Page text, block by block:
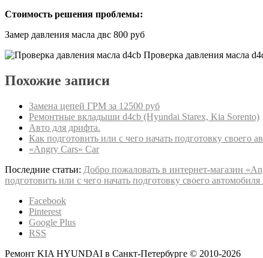
Стоимость решения проблемы:
Замер давления масла двс 800 руб
Проверка давления масла
Похожие записи
Замена цепей ГРМ за 12500 руб
Ремонтные вкладыши d4cb (Hyundai Starex, Kia Sorento)
Авто для дрифта.
Как подготовить или с чего начать подготовку своего
«Angry Cars» Car
Последние статьи: Добро пожаловать в интернет-магазин
подготовить или с чего начать подготовку своего автомобиля
Facebook
Pinterest
Google Plus
RSS
Ремонт KIA HYUNDAI в Санкт-Петербурге © 2010-2026